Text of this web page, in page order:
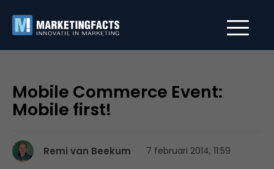
Mobile Commerce Event:
Mobile first!
Remi van Beekum 7 februari 2014, 11:59